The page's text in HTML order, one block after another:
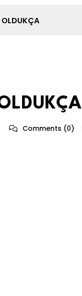
OLDUKÇA
Comments (0)